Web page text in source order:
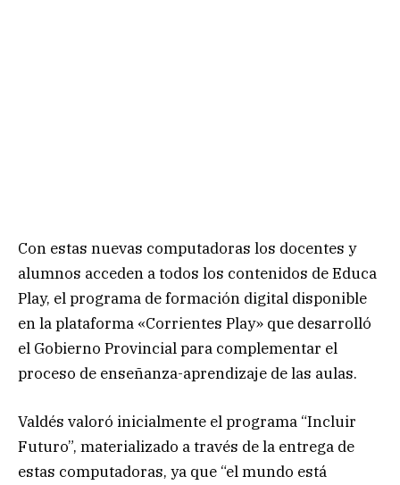
Con estas nuevas computadoras los docentes y
alumnos acceden a todos los contenidos de Educa
Play, el programa de formación digital disponible
en la plataforma «Corrientes Play» que desarrolló
el Gobierno Provincial para complementar el
proceso de enseñanza-aprendizaje de las aulas.
Valdés valoró inicialmente el programa “Incluir
Futuro”, materializado a través de la entrega de
estas computadoras, ya que “el mundo está